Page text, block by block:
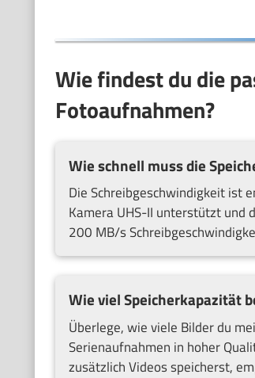
Wie findest du die
Fotoaufnahmen?
Wie schnell muss die
Die Schreibgeschwindigkeit ist
Kamera UHS-II unterstützt und
200 MB/s
Wie viel Speicherkapazität
Überlege, wie viele Bilder du
Serienaufnahmen in hoher
zusätzlich Videos speicherst,